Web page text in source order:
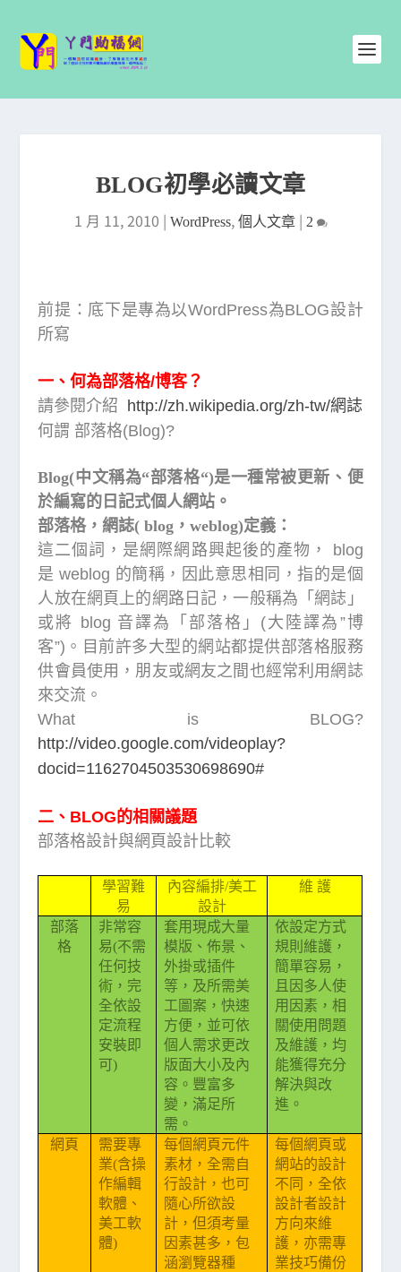
BLOG初學必讀文章
1 月 11, 2010 | WordPress, 個人文章| 2
前提 ：底下是專為以WordPress為BLOG設計
所寫
一、何為部落格/博客？
請參閱介紹 http://zh.wikipedia.org/zh-tw/網誌
何謂 部落格(Blog)?
Blog(中文稱為“部落格“)是一種常被更新、便
於編寫的日記式個人網站。
部落格，網誌( blog ，weblog)定義：
這二個詞，是網際網路興起後的產物， blog
是 weblog 的簡稱，因此意思相同，指的是個
人放在網頁上的網路日記，一般稱為「網誌」
或將 blog 音譯為「部落格」(大陸譯為”博
客”)。目前許多大型的網站都提供部落格服務
供會員使用，朋友或網友之間也經常利用網誌
來交流。
What is BLOG?
http://video.google.com/videoplay?
docid=1162704503530698690#
二、BLOG的相關議題
部落格設計與網頁設計比較
學習難
易
內容編排/美工
設計
維 護
部落
格
非常容
易(不需
任何技
術，完
全依設
定流程
安裝即
可)
套用現成大量
模版、佈景、
外掛或插件
等，及所需美
工圖案，快速
方便，並可依
個人需求更改
版面大小及內
容。豐富多
變，滿足所
需。
依設定方式
規則維護，
簡單容易，
且因多人使
用因素，相
關使用問題
及維護，均
能獲得充分
解決與改
進。
網頁
需要專
業(含操
作編輯
軟體、
美工軟
體)
每個網頁元件
素材，全需自
行設計，也可
隨心所欲設
計，但須考量
因素甚多，包
涵瀏覽器種
每個網頁或
網站的設計
不同，全依
設計者設計
方向來維
護，亦需專
業技巧備份